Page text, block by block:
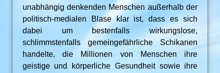
unabhängig denkenden Menschen außerhalb der
politisch-medialen Blase klar ist, dass es sich
dabei um bestenfalls wirkungslose,
schlimmstenfalls gemeingefährliche Schikanen
handelte, die Millionen von Menschen ihre
geistige und körperliche Gesundheit sowie ihre